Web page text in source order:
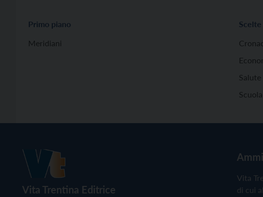
Primo piano
Meridiani
Salute
Vita Trentina Editrice
Vita
di cui